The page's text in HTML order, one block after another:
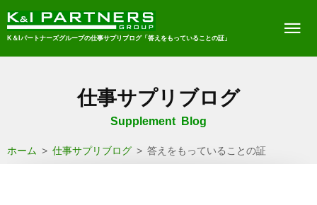
K＆Iパートナーズグループの仕事サプリブログ「答えをもっていることの証」
仕事サプリブログ
Supplement Blog
ホーム > 仕事サプリブログ > 答えをもっていることの証